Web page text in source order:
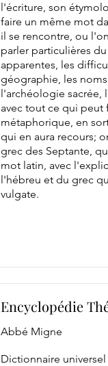
l'écriture, son
faire un même mot
il se rencontre, ou
parler particulières
apparentes, les
géographie, les
l'archéologie sacrée,
avec tout ce qui peut
métaphorique, en
qui en aura recours;
grec des Septante,
mot latin, avec
l'hébreu et du grec
vulgate.
Encyclopédie
Abbé Migne
Dictionnaire